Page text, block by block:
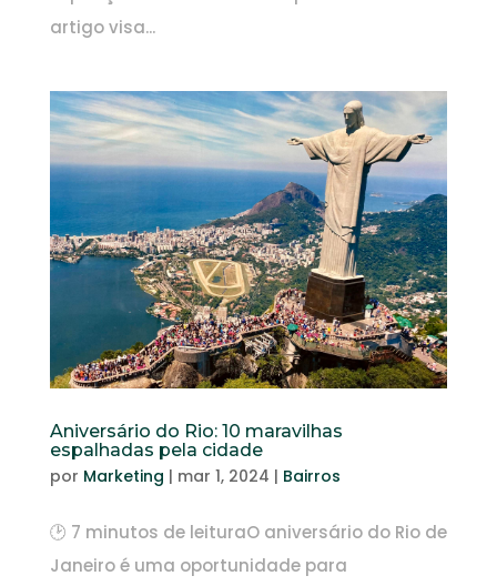
artigo visa...
Aniversário do Rio: 10 maravilhas
espalhadas pela cidade
por Marketing | mar 1, 2024 | Bairros
🕑 7 minutos de leituraO aniversário do Rio de
Janeiro é uma oportunidade para